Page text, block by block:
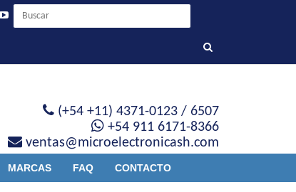
MARCAS FAQ CONTACTO
(+54 +11) 4371-0123 / 6507
+54 911 6171-8366
ventas@microelectronicash.com